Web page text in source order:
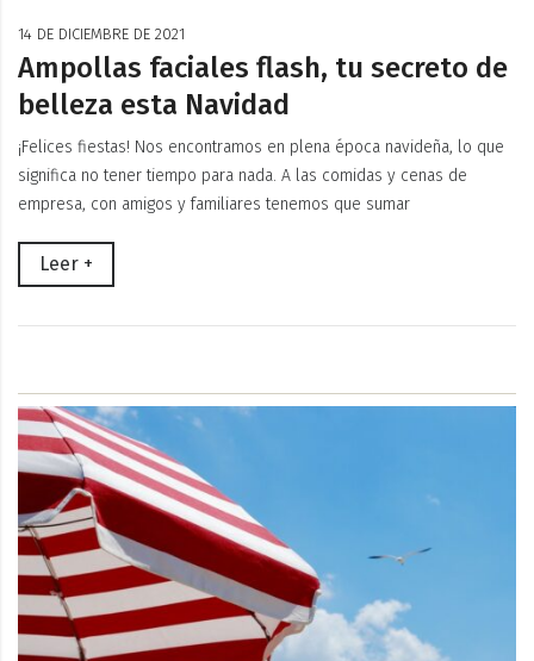
14 DE DICIEMBRE DE 2021
Ampollas faciales flash, tu secreto de
belleza esta Navidad
¡Felices fiestas! Nos encontramos en plena época navideña, lo que
significa no tener tiempo para nada. A las comidas y cenas de
empresa, con amigos y familiares tenemos que sumar
Leer +